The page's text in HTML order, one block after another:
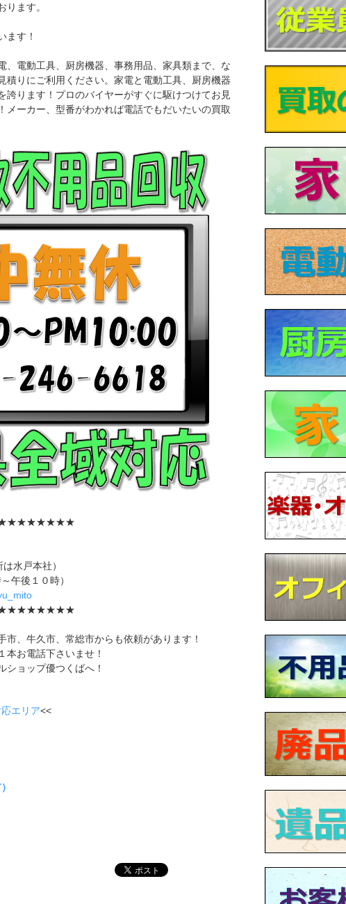
ります。
ます！
、電動工具、厨房機器、事務用品、家具類まで、な
積りにご利用ください。家電と電動工具、厨房機器
誇ります！プロのバイヤーがすぐに駆けつけてお見
メーカー、型番がわかれば電話でもだいたいの買取
水戸本社）
午後１０時）
市、牛久市、常総市からも依頼があります！
本お電話下さいませ！
ショップ優つくばへ！
エリア<<